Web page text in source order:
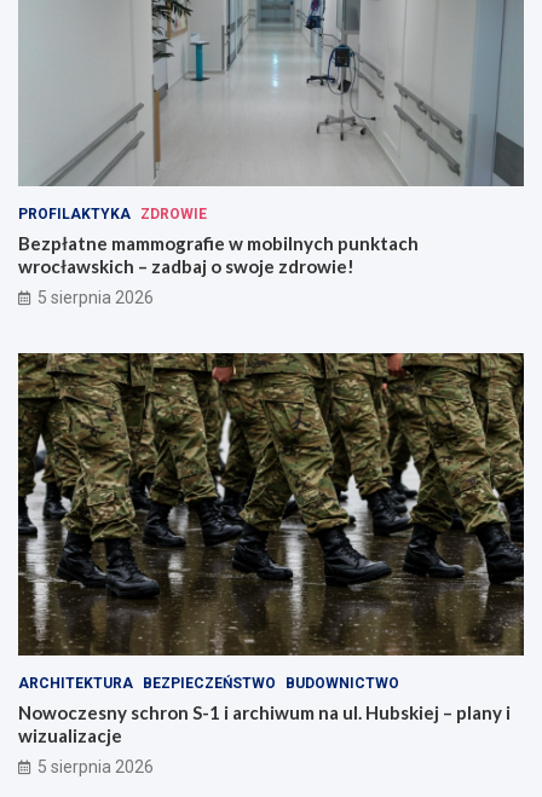
PROFILAKTYKA ZDROWIE
Bezpłatne mammografie w mobilnych punktach
wrocławskich – zadbaj o swoje zdrowie!
5 sierpnia 2026
ARCHITEKTURA BEZPIECZEŃSTWO BUDOWNICTWO
Nowoczesny schron S-1 i archiwum na ul. Hubskiej – plany i
wizualizacje
5 sierpnia 2026